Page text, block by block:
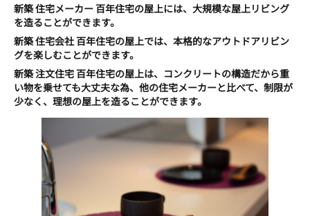
新築 住宅メーカー 百年住宅の屋上には、大規模な屋上リビング
を造ることができます。
新築 住宅会社 百年住宅の屋上では、本格的なアウトドアリビン
グを楽しむことができます。
新築 注文住宅 百年住宅の屋上は、コンクリートの構造だから重
い物を乗せても大丈夫な為、 他の住宅メーカーと比べて、制限が
少なく、理想の屋上を造ることができます。